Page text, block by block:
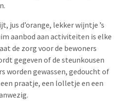
jus d’orange, lekker wijntje ’s
aanbod aan activiteiten is elke
de zorg voor de bewoners
gegeven of de steunkousen
worden gewassen, gedoucht of
praatje, een lolletje en een